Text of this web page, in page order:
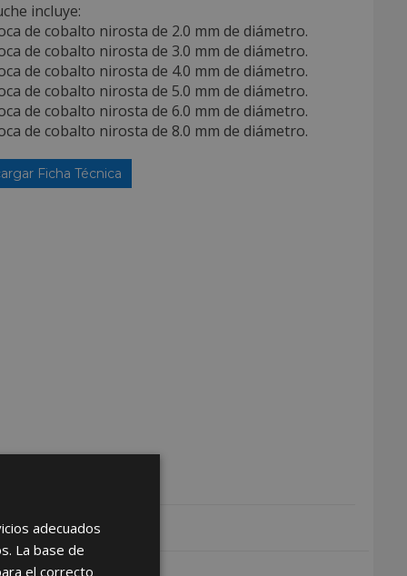
incluye:
de cobalto nirosta de 2.0 mm de diámetro.
de cobalto nirosta de 3.0 mm de diámetro.
de cobalto nirosta de 4.0 mm de diámetro.
de cobalto nirosta de 5.0 mm de diámetro.
de cobalto nirosta de 6.0 mm de diámetro.
de cobalto nirosta de 8.0 mm de diámetro.
Ficha Técnica
adecuados
La base de
el correcto